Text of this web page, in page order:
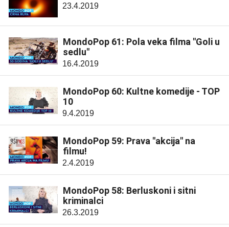
23.4.2019
MondoPop 61: Pola veka filma "Goli u
sedlu"
16.4.2019
MondoPop 60: Kultne komedije - TOP
10
9.4.2019
MondoPop 59: Prava "akcija" na
filmu!
2.4.2019
MondoPop 58: Berluskoni i sitni
kriminalci
26.3.2019